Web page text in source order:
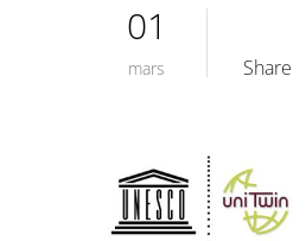
01
mars Share